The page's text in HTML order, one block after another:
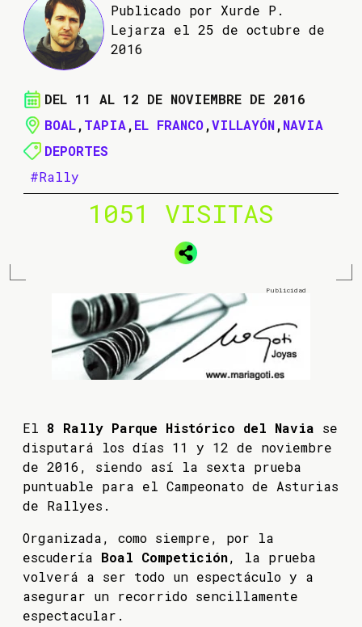
Publicado por Xurde P.
Lejarza el 25 de octubre de
2016
DEL 11 AL 12 DE NOVIEMBRE DE 2016
BOAL,TAPIA,EL FRANCO,VILLAYÓN,NAVIA
DEPORTES
#Rally
1051 VISITAS
El 8 Rally Parque Histórico del Navia se
disputará los días 11 y 12 de noviembre
de 2016, siendo así la sexta prueba
puntuable para el Campeonato de Asturias
de Rallyes.
Organizada, como siempre, por la
escudería Boal Competición, la prueba
volverá a ser todo un espectáculo y a
asegurar un recorrido sencillamente
espectacular.